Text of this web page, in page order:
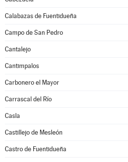
Calabazas de Fuentidueña
Campo de San Pedro
Cantalejo
Cantimpalos
Carbonero el Mayor
Carrascal del Río
Casla
Castillejo de Mesleón
Castro de Fuentidueña